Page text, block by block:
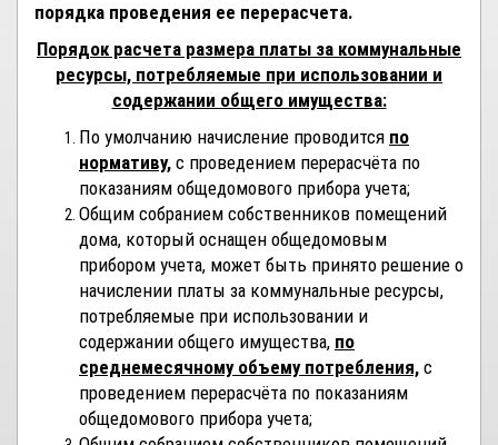
порядка проведения ее перерасчета.
Порядок расчета размера платы за коммунальные
ресурсы, потребляемые при использовании и
содержании общего имущества:
По умолчанию начисление проводится по
нормативу, с проведением перерасчёта по
показаниям общедомового прибора учета;
Общим собранием собственников помещений
дома, который оснащен общедомовым
прибором учета, может быть принято решение о
начислении платы за коммунальные ресурсы,
потребляемые при использовании и
содержании общего имущества, по
среднемесячному объему потребления, с
проведением перерасчёта по показаниям
общедомового прибора учета;